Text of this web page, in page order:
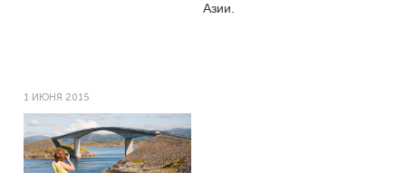
Азии.
1 ИЮНЯ 2015